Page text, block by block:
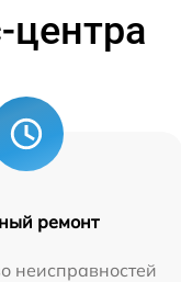
ремонт
неисправностей